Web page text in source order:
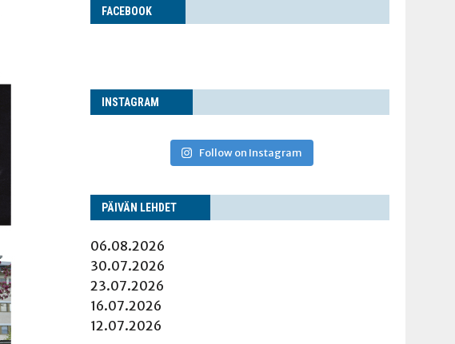
FACE­BOOK
INS­TA­GRAM
Follow on Instagram
PÄI­VÄN LEHDET
06.08.2026
30.07.2026
23.07.2026
16.07.2026
12.07.2026